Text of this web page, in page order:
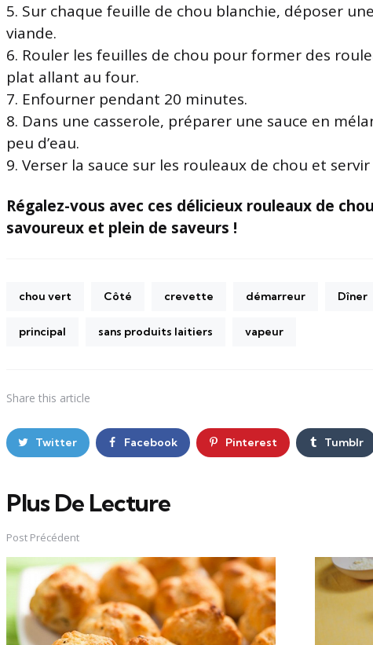
5. Sur chaque feuille de chou blanchie, déposer
viande.
6. Rouler les feuilles de chou pour former des
plat allant au four.
7. Enfourner pendant 20 minutes.
8. Dans une casserole, préparer une sauce en
peu d’eau.
9. Verser la sauce sur les rouleaux de chou et
Régalez-vous avec ces délicieux rouleaux de
savoureux et plein de saveurs !
chou vert Côté crevette démarreur Dîner
principal sans produits laitiers vapeur
Share this article
Twitter Facebook Pinterest Tumblr
Plus De Lecture
Post
navigation
Post Précédent